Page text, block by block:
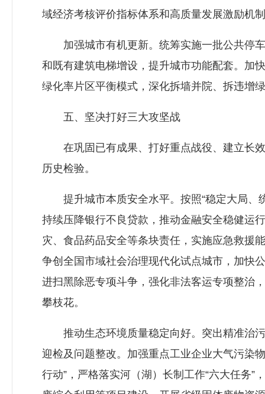
域经济考核评价指标体系和高质量发展激励机
加强城市有机更新。统筹实施一批公共停车
和既有建筑电梯增设，提升城市功能配套。加
绿化率片区平衡模式，深化拆墙并院、拆违增
五、坚决打好三大攻坚战
在巩固已有成果、打好重点战役、建立长效
历史检验。
提升城市本质安全水平。按照“稳定大局、
持续压降银行不良贷款，推动金融安全稳健运
灾、食品药品安全等条块责任，实施应急救援
争创全国市域社会治理现代化试点城市，加快
进扫黑除恶专项斗争，强化非法客运专项整治
攀枝花。
推动生态环境质量稳定向好。突出精准治污
迎检及问题整改。加强重点工业企业大气污染
行动”，严格落实河（湖）长制工作“六大任务